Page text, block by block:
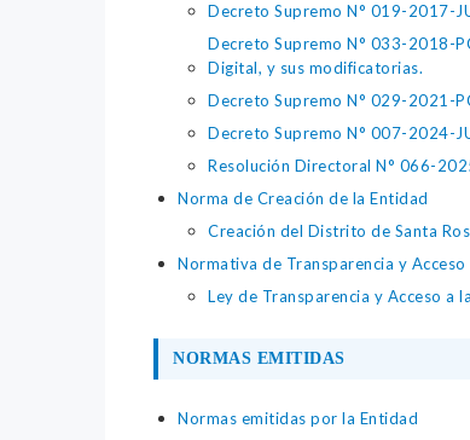
Decreto Supremo N° 019-2017-
Decreto Supremo N° 033-2018-
Digital, y sus modificatorias.
Decreto Supremo N° 029-2021-
Decreto Supremo N° 007-2024-
Resolución Directoral N° 066-
Norma de Creación de la Entidad
Creación del Distrito de Santa
Normativa de Transparencia y
Ley de Transparencia y Acceso a
NORMAS EMITIDAS
Normas emitidas por la Entidad